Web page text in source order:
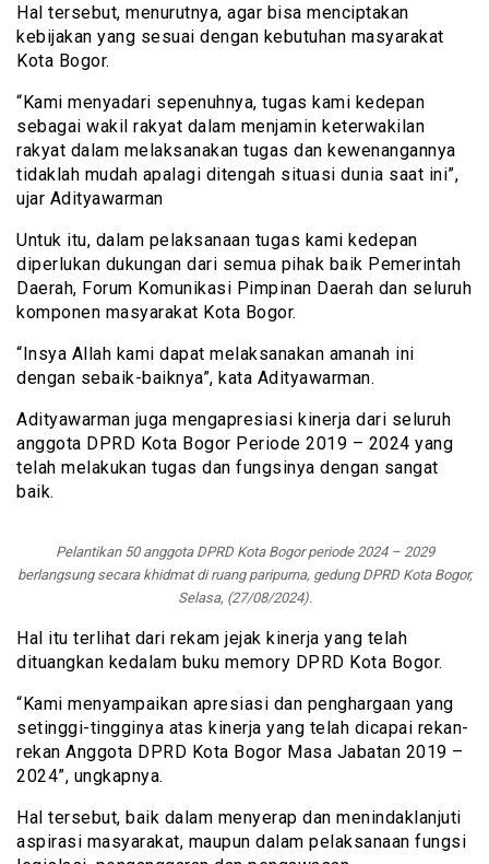
Hal tersebut, menurutnya, agar bisa menciptakan
kebijakan yang sesuai dengan kebutuhan masyarakat
Kota Bogor.
“Kami menyadari sepenuhnya, tugas kami kedepan
sebagai wakil rakyat dalam menjamin keterwakilan
rakyat dalam melaksanakan tugas dan kewenangannya
tidaklah mudah apalagi ditengah situasi dunia saat ini”,
ujar Adityawarman
Untuk itu, dalam pelaksanaan tugas kami kedepan
diperlukan dukungan dari semua pihak baik Pemerintah
Daerah, Forum Komunikasi Pimpinan Daerah dan seluruh
komponen masyarakat Kota Bogor.
“Insya Allah kami dapat melaksanakan amanah ini
dengan sebaik-baiknya”, kata Adityawarman.
Adityawarman juga mengapresiasi kinerja dari seluruh
anggota DPRD Kota Bogor Periode 2019 – 2024 yang
telah melakukan tugas dan fungsinya dengan sangat
baik.
Pelantikan 50 anggota DPRD Kota Bogor periode 2024 – 2029
berlangsung secara khidmat di ruang paripurna, gedung DPRD Kota Bogor,
Selasa, (27/08/2024).
Hal itu terlihat dari rekam jejak kinerja yang telah
dituangkan kedalam buku memory DPRD Kota Bogor.
“Kami menyampaikan apresiasi dan penghargaan yang
setinggi-tingginya atas kinerja yang telah dicapai rekan-
rekan Anggota DPRD Kota Bogor Masa Jabatan 2019 –
2024”, ungkapnya.
Hal tersebut, baik dalam menyerap dan menindaklanjuti
aspirasi masyarakat, maupun dalam pelaksanaan fungsi